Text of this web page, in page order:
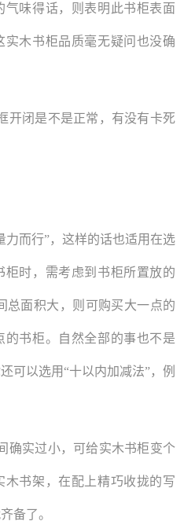
气味得话，则表明此书柜表面
实木书柜品质毫无疑问也没确
开闭是不是正常，有没有卡死
力而行”，这样的话也适用在选
柜时，需考虑到书柜所置放的
总面积大，则可购买大一点的
的书柜。自然全部的事也不是
可以选用“十以内加减法”，例
确实过小，可给实木书柜变个
木书架，在配上精巧收拢的写
备了。